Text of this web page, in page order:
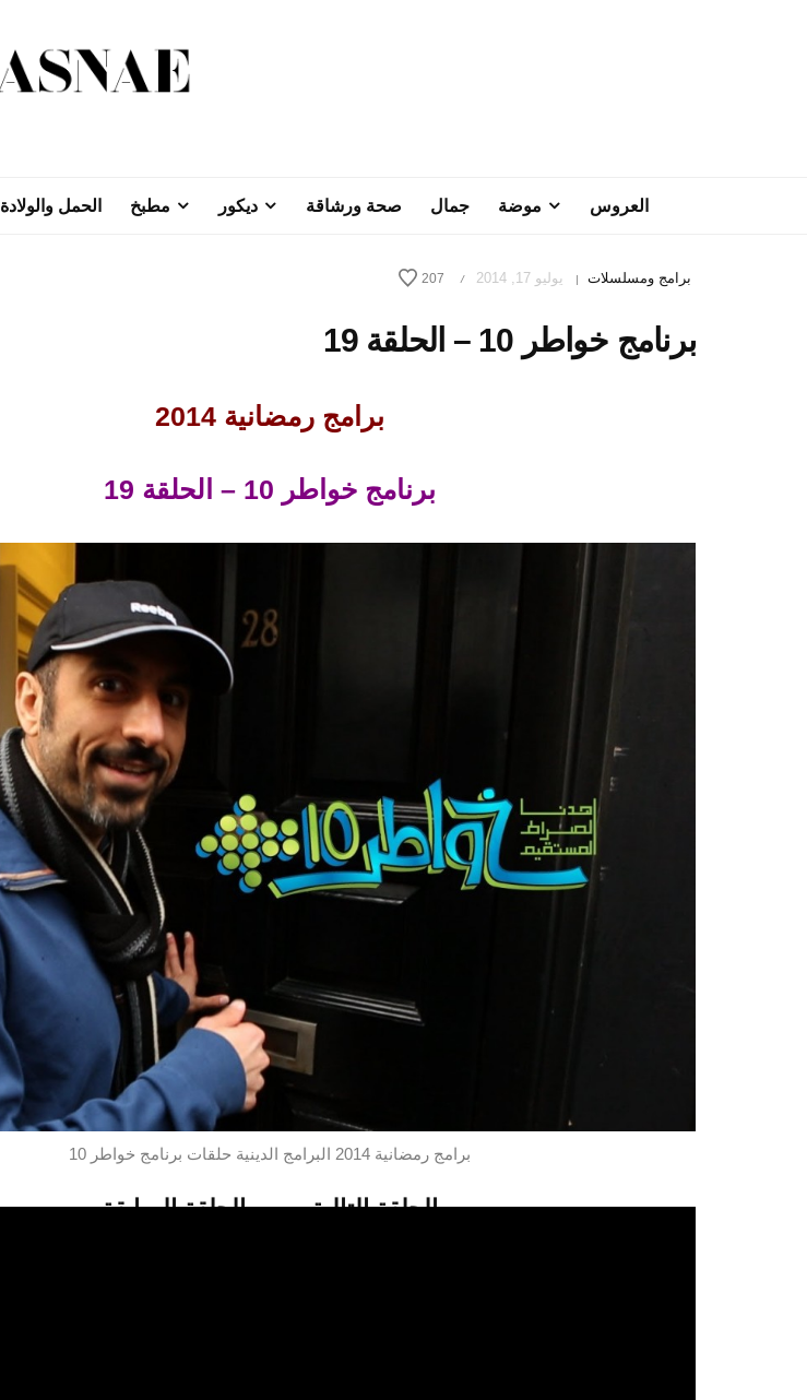
العروس موضة جمال صحة ورشاقة ديكور مطبخ الحمل والولادة
برامج ومسلسلات | يوليو 17, 2014 /
207
برنامج خواطر 10 – الحلقة 19
برامج رمضانية 2014
برنامج خواطر 10 – الحلقة 19
برامج رمضانية 2014 البرامج الدينية حلقات برنامج خواطر 10
الحلقة التالية الحلقة السابقة